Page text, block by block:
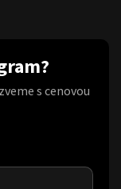
s cenovou